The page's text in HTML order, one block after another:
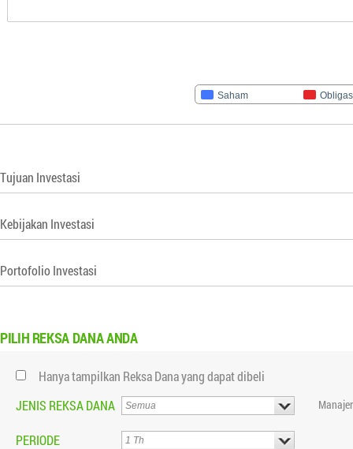
Saham
Tujuan Investasi
Kebijakan Investasi
Portofolio Investasi
PILIH REKSA DANA ANDA
Hanya tampilkan Reksa Dana yang dapat dibeli
JENIS REKSA DANA
PERIODE